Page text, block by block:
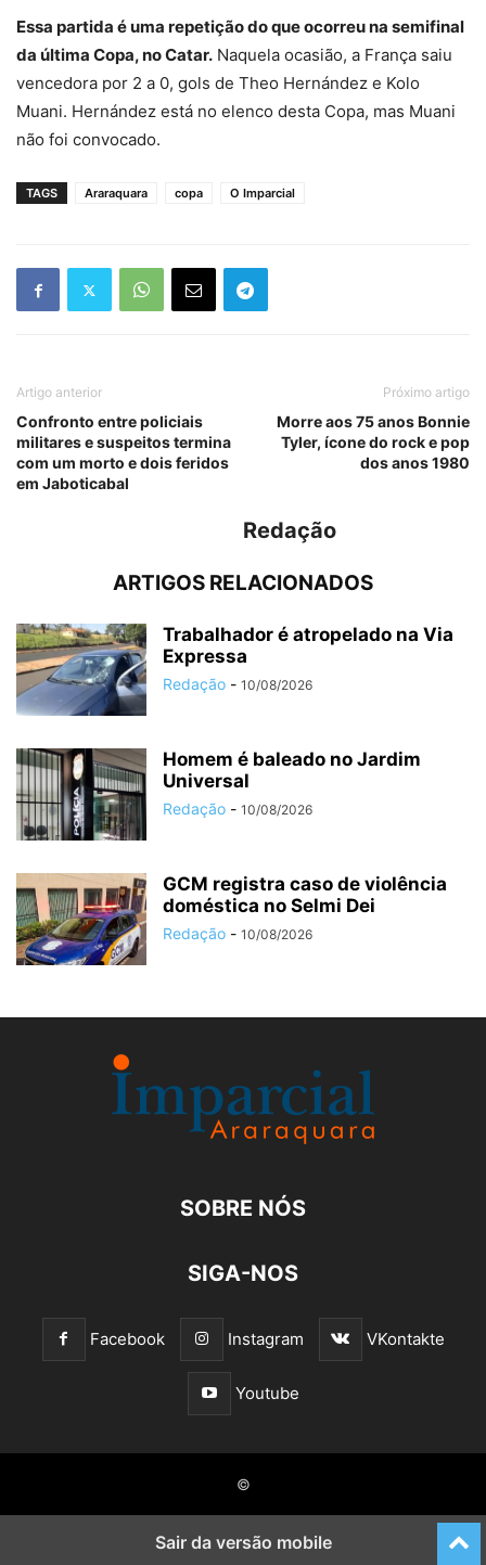
Essa partida é uma repetição do que ocorreu na semifinal
da última Copa, no Catar. Naquela ocasião, a França saiu
vencedora por 2 a 0, gols de Theo Hernández e Kolo
Muani. Hernández está no elenco desta Copa, mas Muani
não foi convocado.
TAGS Araraquara copa O Imparcial
Artigo anterior
Confronto entre policiais
militares e suspeitos termina
com um morto e dois feridos
em Jaboticabal
Próximo artigo
Morre aos 75 anos Bonnie
Tyler, ícone do rock e pop
dos anos 1980
Redação
ARTIGOS RELACIONADOS
Trabalhador é atropelado na Via
Expressa
Redação - 10/08/2026
Homem é baleado no Jardim
Universal
Redação - 10/08/2026
GCM registra caso de violência
doméstica no Selmi Dei
Redação - 10/08/2026
SOBRE NÓS
SIGA-NOS
Facebook Instagram VKontakte
Youtube
©
Sair da versão mobile